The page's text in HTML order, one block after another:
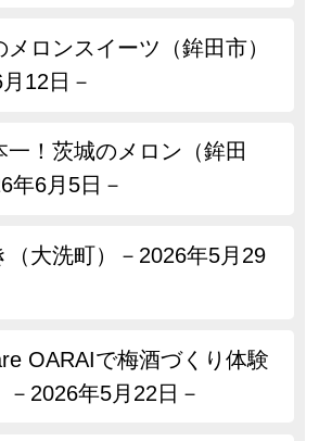
ロンスイーツ（鉾田市）
12日－
一！茨城のメロン（鉾田
年6月5日－
（大洗町）－2026年5月29
OARAIで梅酒づくり体験
－2026年5月22日－